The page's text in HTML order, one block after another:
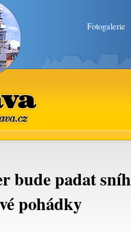
Fotogalerie
bude padat
pohádky